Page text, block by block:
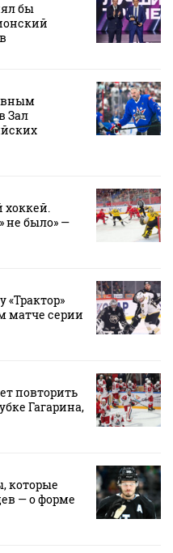
бы
Зал
хоккей.
не было» —
матче серии
повторить
Гагарина,
которые
— о форме